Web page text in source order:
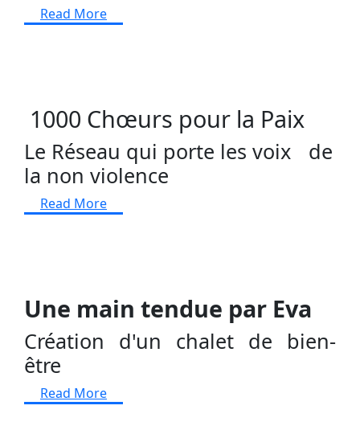
Read More
1000 Chœurs pour la Paix
Le Réseau qui porte les voix de
la non violence
Read More
Une main tendue par Eva
Création d'un chalet de bien-
être
Read More